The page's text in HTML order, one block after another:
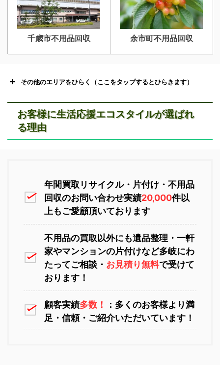
千歳市不用品回収 余市町不用品回収
その他のエリアをひらく（ここをタップするとひらきます）
苫小牧不用品回収 室蘭不用品回収
お客様に生活応援エコスタイルが選ばれ
る理由
年間買取リサイクル・片付け・不用品
回収のお問い合わせ実績20,000件以
上もご愛顧頂いております
不用品の買取以外にも遺品整理・一軒
家やマンションの片付けなど多岐にわ
たってご相談・ お見積り無料で受けて
おります！
顧客実績多数！
：多くのお客様より満
足・信頼・ご紹介いただいています！